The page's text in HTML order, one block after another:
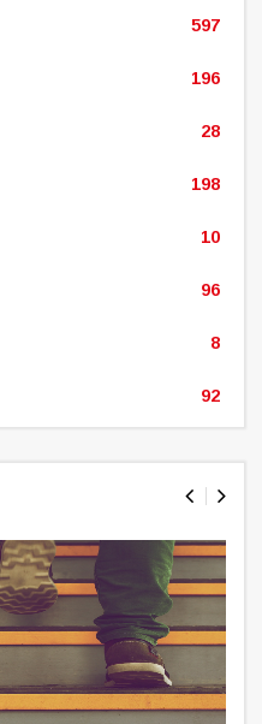
597
196
28
198
10
96
8
92